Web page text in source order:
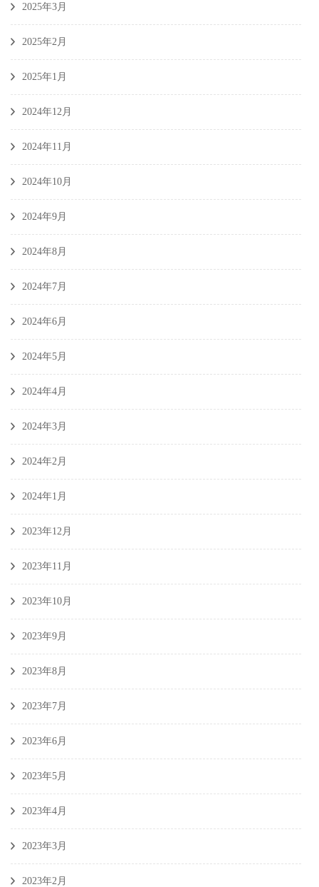
2025年3月
2025年2月
2025年1月
2024年12月
2024年11月
2024年10月
2024年9月
2024年8月
2024年7月
2024年6月
2024年5月
2024年4月
2024年3月
2024年2月
2024年1月
2023年12月
2023年11月
2023年10月
2023年9月
2023年8月
2023年7月
2023年6月
2023年5月
2023年4月
2023年3月
2023年2月